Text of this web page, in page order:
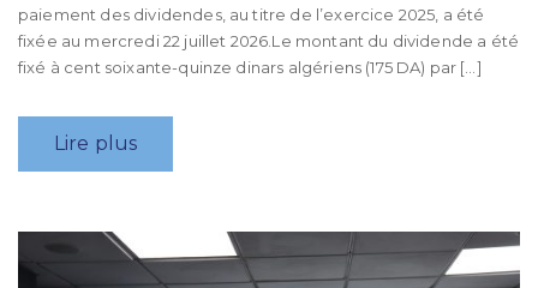
paiement des dividendes, au titre de l’exercice 2025, a été
fixée au mercredi 22 juillet 2026.Le montant du dividende a été
fixé à cent soixante-quinze dinars algériens (175 DA) par […]
Lire plus